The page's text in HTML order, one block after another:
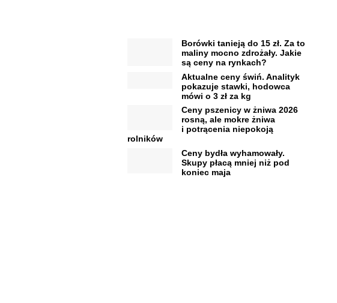
Borówki tanieją do 15 zł. Za to
maliny mocno zdrożały. Jakie
są ceny na rynkach?
Aktualne ceny świń. Analityk
pokazuje stawki, hodowca
mówi o 3 zł za kg
Ceny pszenicy w żniwa 2026
rosną, ale mokre żniwa
i potrącenia niepokoją
rolników
Ceny bydła wyhamowały.
Skupy płacą mniej niż pod
koniec maja